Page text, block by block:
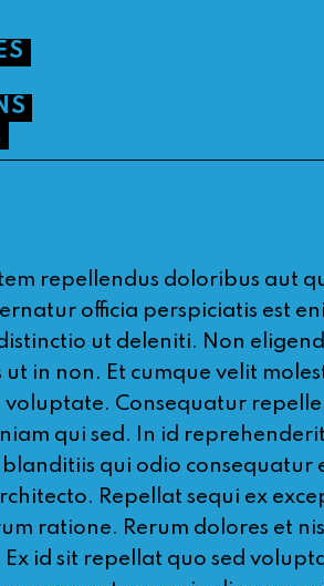
repellendus doloribus aut
officia perspiciatis est
ut deleniti. Non
in non. Et cumque velit
Consequatur
qui sed. In id
qui odio consequatur
Repellat sequi ex
ratione. Rerum dolores et
id sit repellat quo sed